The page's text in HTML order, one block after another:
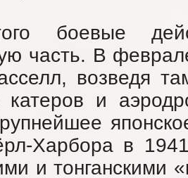
боевые
часть. В
возведя
катеров и
Харбора в
и тонганскими